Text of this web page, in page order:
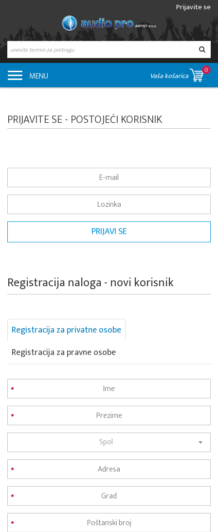
Prijavite se
MENU Vaša košarica
0
PRIJAVITE SE - POSTOJEĆI KORISNIK
Registracija naloga - novi korisnik
Registracija za privatne osobe
Registracija za pravne osobe
Spol